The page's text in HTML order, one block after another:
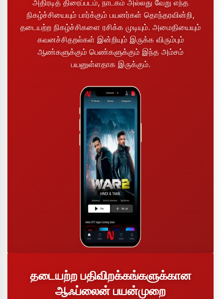
அதிரடித் திரைப்படம், நாடகம் அல்லது வேறு எந்த
நிகழ்ச்சியையும் பார்க்கும் பயனர்கள் தொந்தரவின்றி,
தடையற்ற நிகழ்ச்சிகளை ரசிக்க முடியும். அமைதியையும்
கவனச்சிதறல்கள் இன்றியும் இருக்க விரும்பும்
ஆண்களுக்கும் பெண்களுக்கும் இந்த அம்சம்
பயனுள்ளதாக இருக்கும்.
தடையற்ற பதிவிறக்கங்களுக்கான
ஆஃப்லைன் பயன்முறை